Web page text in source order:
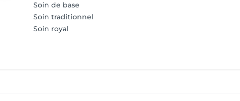
Soin de base
Soin traditionnel
Soin royal